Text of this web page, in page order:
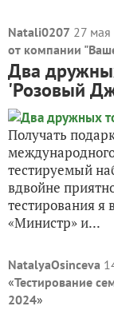
Natali0207 27
от компании
Два
'Розовый
Получать
тестируемый
вдвойне
тестирования я
«Министр» и...
NatalyaOsinceva
«Тестирование
2024»